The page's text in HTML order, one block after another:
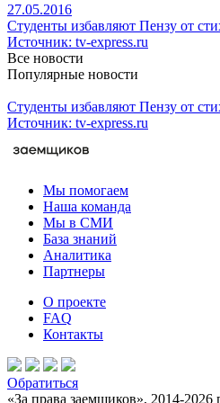
27.05.2016
Студенты избавляют Пензу от
Источник: tv-express.ru
Все новости
Популярные новости
Студенты избавляют Пензу от
Источник: tv-express.ru
Мы помогаем
Наша команда
Мы в СМИ
База знаний
Аналитика
Партнеры
О проекте
FAQ
Контакты
Обратиться
«За права заемщиков», 2014-2026